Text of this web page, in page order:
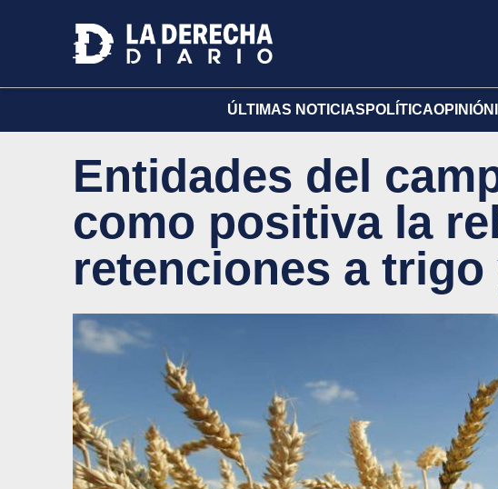
ÚLTIMAS NOTICIAS POLÍTICAOPINIÓN
Entidades del
como positiva la
retenciones a trigo